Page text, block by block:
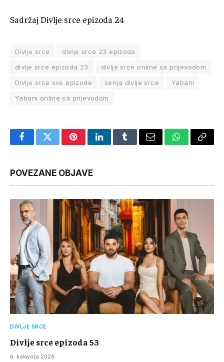
Sadržaj Divlje srce epizoda 24
Divlje srce
divlje srce 23 epizoda
divlje srce epizoda 23
divlje srce online sa prijevodom
Divlje srce sve epizode
serija divlje srce
Yabani
Yabani online sa prijevodom
FacebookTwitterPinterestLinkedInTumblrEmail WhatsApp
Copy
POVEZANE OBJAVE
DIVLJE SRCE
Divlje srce epizoda 53
6. kolovoza 2024.